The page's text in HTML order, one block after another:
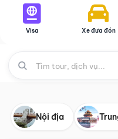
Visa Xe đưa đón
Nội địa